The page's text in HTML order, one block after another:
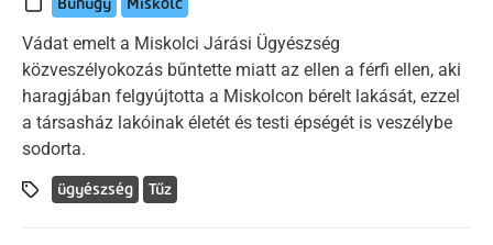
Vádat emelt a Miskolci Járási Ügyészség
közveszélyokozás bűntette miatt az ellen a férfi ellen, aki
haragjában felgyújtotta a Miskolcon bérelt lakását, ezzel
a társasház lakóinak életét és testi épségét is veszélybe
sodorta.
ügyészség Tűz